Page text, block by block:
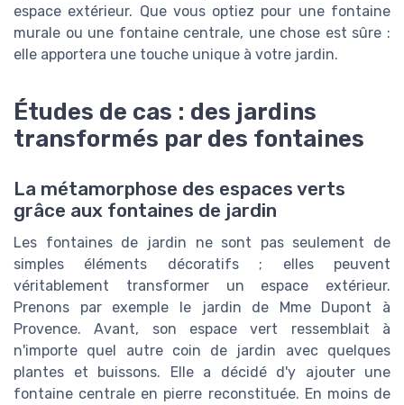
espace extérieur. Que vous optiez pour une fontaine
murale ou une fontaine centrale, une chose est sûre :
elle apportera une touche unique à votre jardin.
Études de cas : des jardins
transformés par des fontaines
La métamorphose des espaces verts
grâce aux fontaines de jardin
Les fontaines de jardin ne sont pas seulement de
simples éléments décoratifs ; elles peuvent
véritablement transformer un espace extérieur.
Prenons par exemple le jardin de Mme Dupont à
Provence. Avant, son espace vert ressemblait à
n'importe quel autre coin de jardin avec quelques
plantes et buissons. Elle a décidé d'y ajouter une
fontaine centrale en pierre reconstituée. En moins de